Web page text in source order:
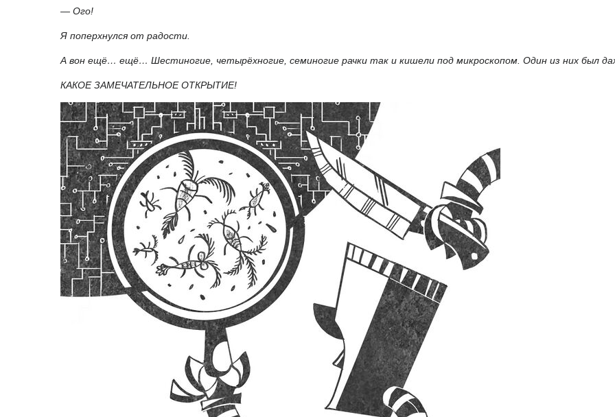
— Ого!
Я поперхнулся от радости.
А вон ещё… ещё… Шестиногие, четырёхногие, семиногие рачки так и кишели под микроскопом. Один из них был
КАКОЕ ЗАМЕЧАТЕЛЬНОЕ ОТКРЫТИЕ!